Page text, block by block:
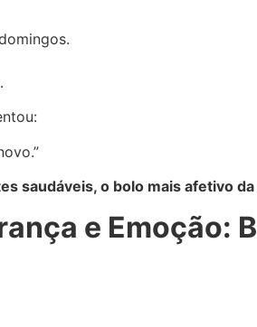
saudáveis, o bolo mais afetivo
e Emoção: